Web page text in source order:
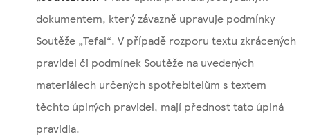
dokumentem, který závazně upravuje podmínky
Soutěže „Tefal“. V případě rozporu textu zkrácených
pravidel či podmínek Soutěže na uvedených
materiálech určených spotřebitelům s textem
těchto úplných pravidel, mají přednost tato úplná
pravidla.